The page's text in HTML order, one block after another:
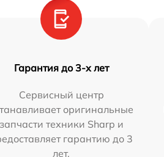
Гарантия до 3-х лет
Сервисный центр
оригинальные
запчасти техники Sharp и
гарантию до 3
лет.